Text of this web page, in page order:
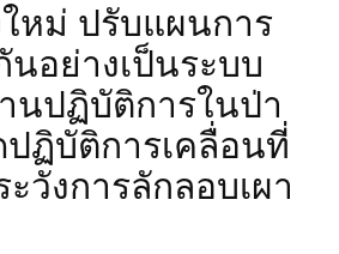
หม่ ปรับแผนการ
อย่างเป็นระบบ
นปฏิบัติการในป่า
ฏิบัติการเคลื่อนที่
ะวังการลักลอบเผา